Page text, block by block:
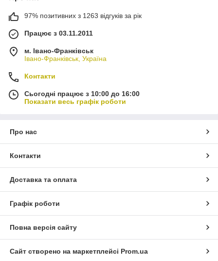
97% позитивних з 1263 відгуків за рік
Працює з 03.11.2011
м. Івано-Франківськ
Івано-Франківськ, Україна
Контакти
Сьогодні працює з 10:00 до 16:00
Показати весь графік роботи
Про нас
Контакти
Доставка та оплата
Графік роботи
Повна версія сайту
Сайт створено на маркетплейсі Prom.ua